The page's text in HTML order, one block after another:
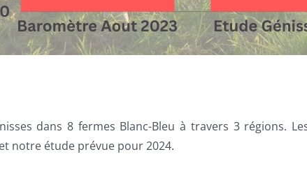
dans 8 fermes Blanc-Bleu à travers 3 régions.
notre étude prévue pour 2024.